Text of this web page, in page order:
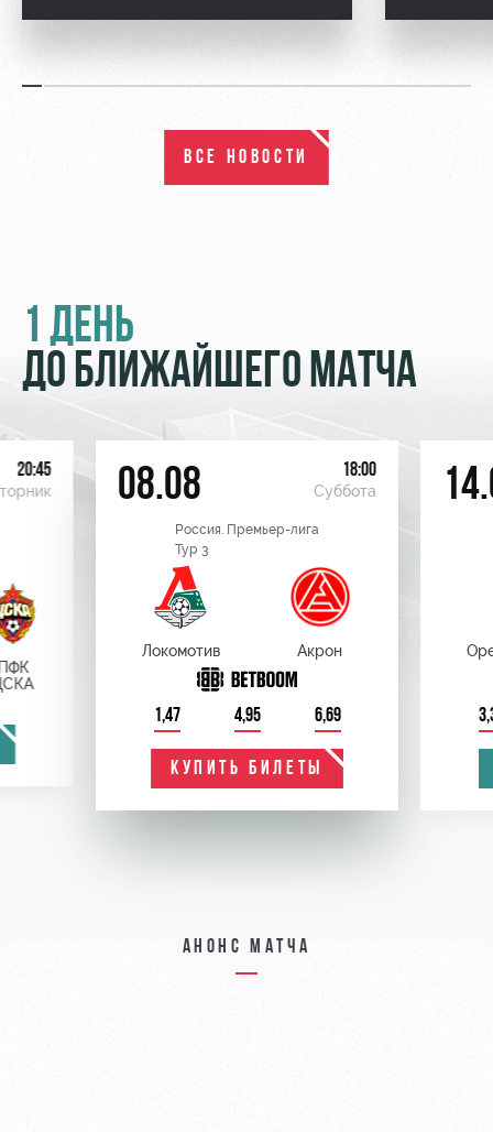
ВСЕ НОВОСТИ
1 ДЕНЬ
ДО БЛИЖАЙШЕГО МАТЧА
20:45 08.08 18:00
Суббота
Россия. Премьер-лига
Тур 3
Локомотив Акрон
1,47 4,95 6,69
КУПИТЬ БИЛЕТЫ
Анонс матча